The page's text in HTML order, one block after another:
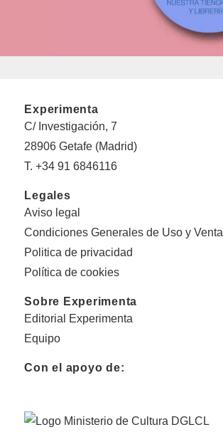
Experimenta
C/ Investigación, 7
28906 Getafe (Madrid)
T. +34 91 6846116
Legales
Aviso legal
Condiciones Generales de Uso y Venta
Politica de privacidad
Política de cookies
Sobre Experimenta
Editorial Experimenta
Equipo
Con el apoyo de: